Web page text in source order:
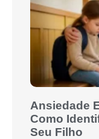
Ansiedade
Como
Seu Filho